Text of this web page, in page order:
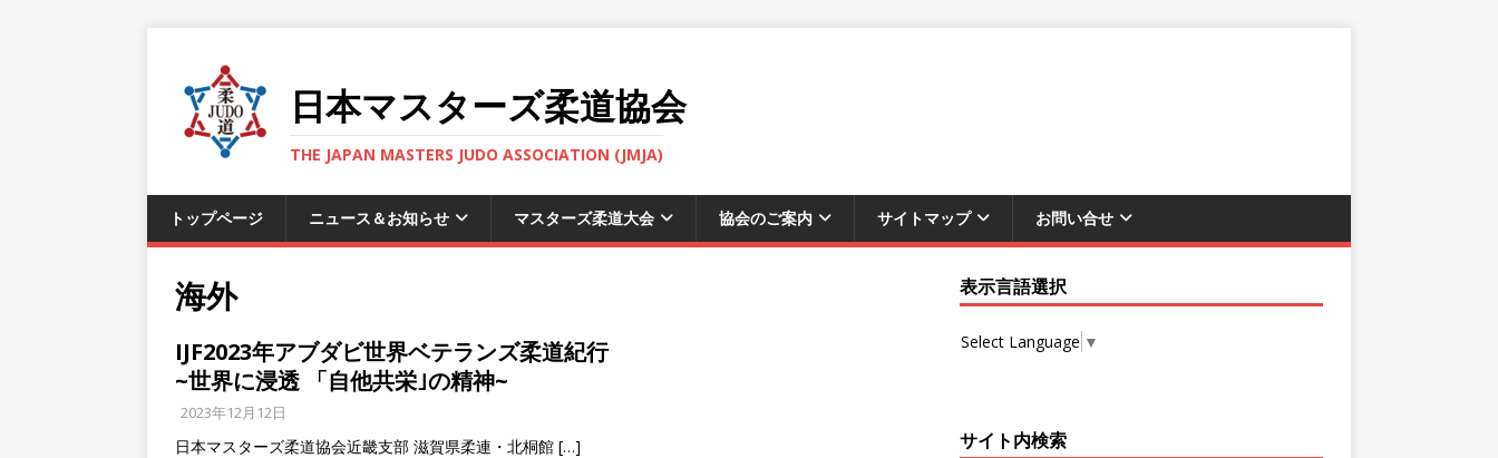
日本マスターズ柔道協会
THE JAPAN MASTERS JUDO ASSOCIATION (JMJA)
トップページ ニュース＆お知らせ マスターズ柔道大会 協会のご案内 サイトマップ お問い合せ
海外
IJF2023年アブダビ世界ベテランズ柔道紀行
~世界に浸透 「自他共栄｣の精神~
2023年12月12日
日本マスターズ柔道協会近畿支部 滋賀県柔連・北桐館 […]
表示言語選択
Select Language ▼
サイト内検索